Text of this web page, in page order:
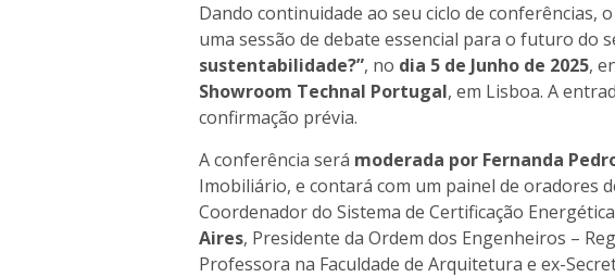
Dando continuidade ao seu ciclo de conferências,
uma sessão de debate essencial para o futuro do
sustentabilidade?”, no dia 5 de Junho de 2025,
Showroom Technal Portugal, em Lisboa. A
confirmação prévia.
A conferência será moderada por Fernanda
Imobiliário, e contará com um painel de oradores
Coordenador do Sistema de Certificação
Aires, Presidente da Ordem dos Engenheiros –
Professora na Faculdade de Arquitetura e ex-